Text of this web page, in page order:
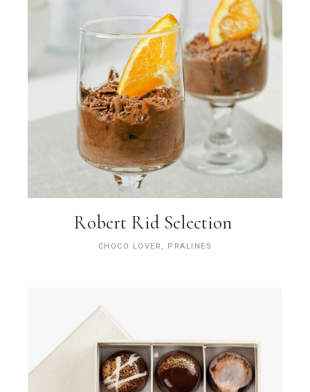
Robert Rid Selection
CHOCO LOVER, PRALINES